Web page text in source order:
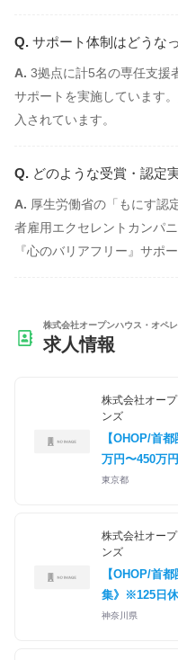
サポート体制はどうな
3拠点に計5名の専任支援
サポートを実施しています
入されています。
どのような受賞・認定
厚生労働省の「もにす認
者雇用エクセレントカンパ
『心のバリアフリー』サポ
株式会社オープンハウス・オペ
求人情報
株式会社オー
ンズ
【OHOP/首
万円〜450万円
東京都
株式会社オー
ンズ
【OHOP/首
集》※125日
神奈川県